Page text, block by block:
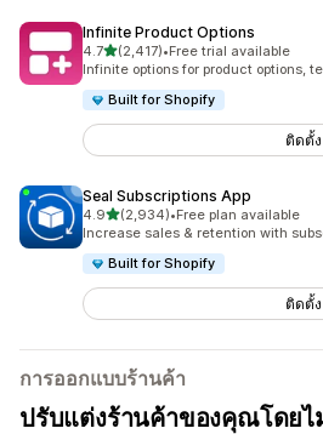
Infinite Product Options
4.7เต็ม 5 ดาว
(2,417)
ทั้งหมด 2417 รีวิว
•Free trial available
Infinite options for product options,
Built for Shopify
ติดตั้ง
Seal Subscriptions App
4.9เต็ม 5 ดาว
(2,934)
ทั้งหมด 2934 รีวิว
•Free plan available
Increase sales & retention with
Built for Shopify
ติดตั้ง
การออกแบบร้านค้า
ปรับแต่งร้านค้าของคุณโดยไ